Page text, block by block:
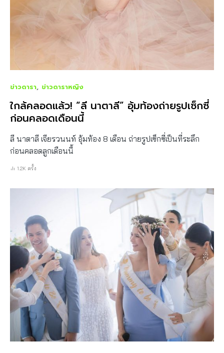
ข่าวดารา ข่าวดาราหญิง
ใกล้คลอดแล้ว! “ลี นาตาลี” อุ้มท้องถ่ายรูปเซ็กซี่
ก่อนคลอดเดือนนี้
ลี นาตาลี เจียรวนนท์ อุ้มท้อง 8 เดือน ถ่ายรูปเซ็กซี่เป็นที่ระลึก
ก่อนคลอดลูกเดือนนี้
1.2K ครั้ง